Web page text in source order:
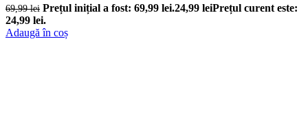
69,99lei Prețul inițial a fost: 69,99 lei.24,99 leiPrețul curent este:
24,99 lei.
Adaugă în coș